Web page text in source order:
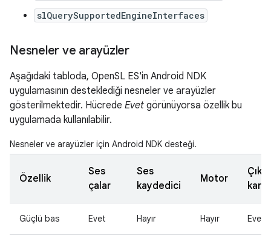
slQuerySupportedEngineInterfaces
Nesneler ve arayüzler
Aşağıdaki tabloda, OpenSL ES'in Android NDK
uygulamasının desteklediği nesneler ve arayüzler
gösterilmektedir. Hücrede Evet görünüyorsa özellik bu
uygulamada kullanılabilir.
Nesneler ve arayüzler için Android NDK desteği.
Özellik
Ses
çalar
Ses
kaydedici
Motor
Çıkış
Güçlü bas Evet Hayır Hayır Evet